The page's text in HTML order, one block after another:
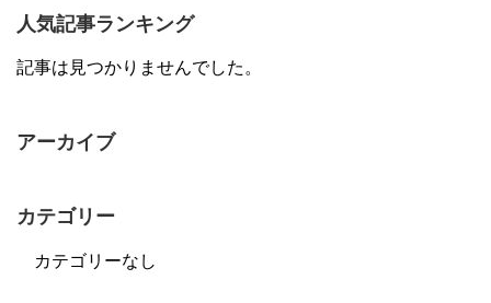
人気記事ランキング
記事は見つかりませんでした。
アーカイブ
カテゴリー
カテゴリーなし